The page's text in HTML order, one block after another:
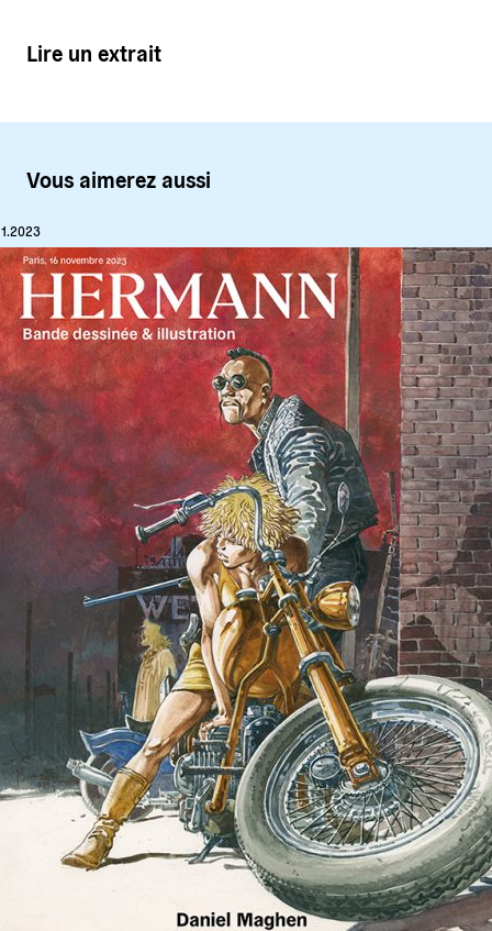
Lire un extrait
Vous aimerez aussi